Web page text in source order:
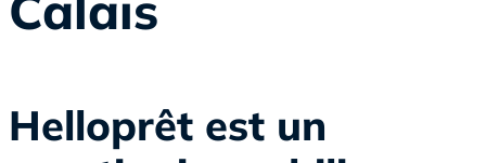
Helloprêt est un